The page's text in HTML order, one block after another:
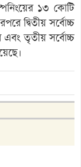
১৩ কোটি
দ্বিতীয় সর্বোচ্চ
তৃতীয় সর্বোচ্চ